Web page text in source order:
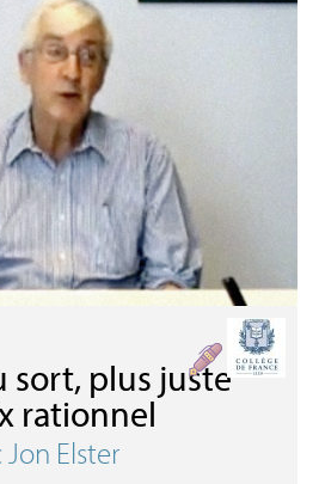
sort, plus juste
rationnel
Elster